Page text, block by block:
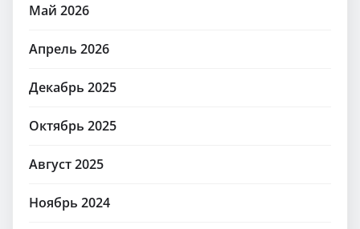
Май 2026
Апрель 2026
Декабрь 2025
Октябрь 2025
Август 2025
Ноябрь 2024